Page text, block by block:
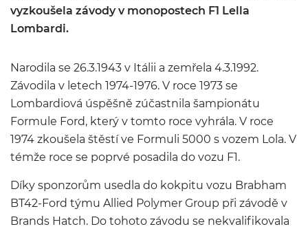
vyzkoušela závody v monopostech F1 Lella
Lombardi.
Narodila se 26.3.1943 v Itálii a zemřela 4.3.1992.
Závodila v letech 1974-1976. V roce 1973 se
Lombardiová úspěšně zúčastnila šampionátu
Formule Ford, který v tomto roce vyhrála. V roce
1974 zkoušela štěstí ve Formuli 5000 s vozem Lola. V
témže roce se poprvé posadila do vozu F1.
Díky sponzorům usedla do kokpitu vozu Brabham
BT42-Ford týmu Allied Polymer Group při závodě v
Brands Hatch. Do tohoto závodu se nekvalifikovala